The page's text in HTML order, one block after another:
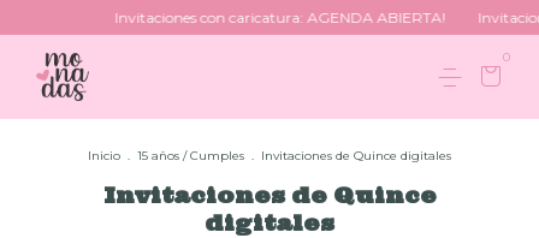
Invitaciones con caricatura: AGENDA ABIERTA! Invitaciones
0
Inicio . 15 años / Cumples . Invitaciones de Quince digitales
Invitaciones de Quince
digitales